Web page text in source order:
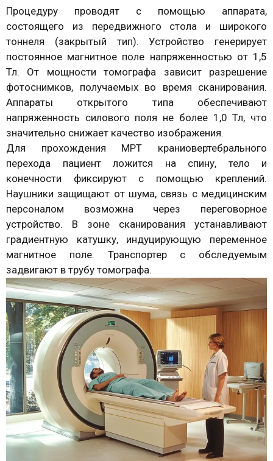
Процедуру проводят с помощью аппарата,
состоящего из передвижного стола и широкого
тоннеля (закрытый тип). Устройство генерирует
постоянное магнитное поле напряженностью от 1,5
Тл. От мощности томографа зависит разрешение
фотоснимков, получаемых во время сканирования.
Аппараты открытого типа обеспечивают
напряженность силового поля не более 1,0 Тл, что
значительно снижает качество изображения.
Для прохождения МРТ краниовертебрального
перехода пациент ложится на спину, тело и
конечности фиксируют с помощью креплений.
Наушники защищают от шума, связь с медицинским
персоналом возможна через переговорное
устройство. В зоне сканирования устанавливают
градиентную катушку, индуцирующую переменное
магнитное поле. Транспортер с обследуемым
задвигают в трубу томографа.